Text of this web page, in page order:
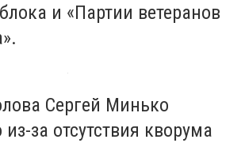
и «Партии ветеранов
Сергей Минько
за отсутствия кворума